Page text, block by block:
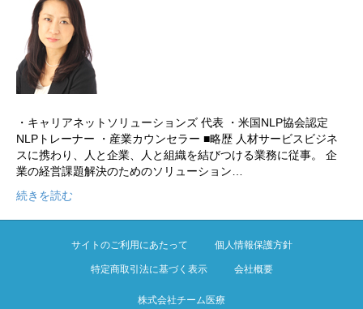
・キャリアネットソリューションズ 代表 ・米国NLP協会認定
NLPトレーナー ・産業カウンセラー ■略歴 人材サービスビジネ
スに携わり、人と企業、人と組織を結びつける業務に従事。 企
業の経営課題解決のためのソリューション…
続きを読む
サイトのご利用にあたって 個人情報保護方針
特定商取引法に基づく表示 会社概要
株式会社チーム医療